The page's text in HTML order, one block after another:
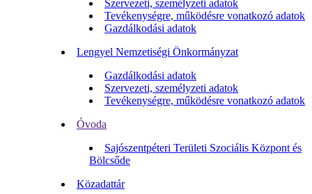
Szervezeti, személyzeti adatok
Tevékenységre, működésre vonatkozó adatok
Gazdálkodási adatok
Lengyel Nemzetiségi Önkormányzat
Gazdálkodási adatok
Szervezeti, személyzeti adatok
Tevékenységre, működésre vonatkozó adatok
Óvoda
Sajószentpéteri Területi Szociális Központ és
Bölcsőde
Közadattár